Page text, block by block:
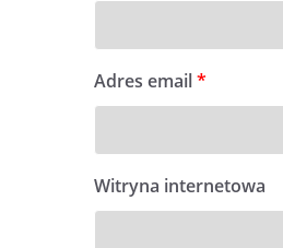
Adres email*
Witryna internetowa